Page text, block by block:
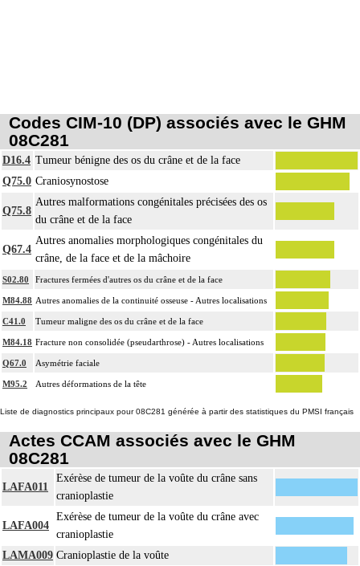
Codes CIM-10 (DP) associés avec le GHM
08C281
D16.4 Tumeur bénigne des os du crâne et de la face
Q75.0 Craniosynostose
Q75.8
Autres malformations congénitales précisées des os
du crâne et de la face
Q67.4
Autres anomalies morphologiques congénitales du
crâne, de la face et de la mâchoire
S02.80 Fractures fermées d'autres os du crâne et de la face
M84.88 Autres anomalies de la continuité osseuse - Autres localisations
C41.0 Tumeur maligne des os du crâne et de la face
M84.18 Fracture non consolidée (pseudarthrose) - Autres localisations
Q67.0 Asymétrie faciale
M95.2 Autres déformations de la tête
Liste de diagnostics principaux pour 08C281 générée à partir des statistiques du PMSI français
Actes CCAM associés avec le GHM
08C281
LAFA011
Exérèse de tumeur de la voûte du crâne sans
cranioplastie
LAFA004
Exérèse de tumeur de la voûte du crâne avec
cranioplastie
LAMA009 Cranioplastie de la voûte